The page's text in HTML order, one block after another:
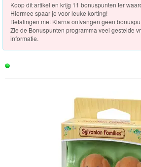
Winkels
Dokter/Tandarts
Seizoenen/Specials
Koop dit artikel en krijg 11 bonuspunten ter
Hiermee spaar je voor leuke korting!
Betalingen met Klarna ontvangen geen
Zie de Bonuspunten programma veel gestelde
informatie.